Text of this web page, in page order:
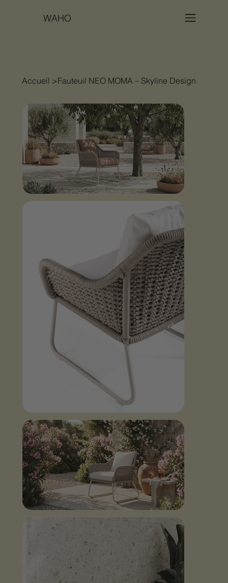
WAHO
Accueil >Fauteuil NEO MOMA – Skyline Design